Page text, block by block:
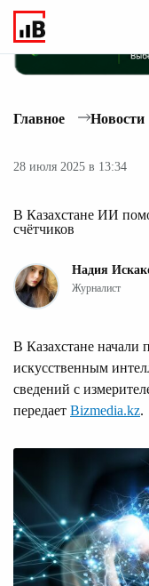
Главное Новости
28 июля 2025 в 13:34
В Казахстане ИИ
счётчиков
Надия
Журналист
В Казахстане начали
искусственным
сведений с
передает Bizmedia.kz.